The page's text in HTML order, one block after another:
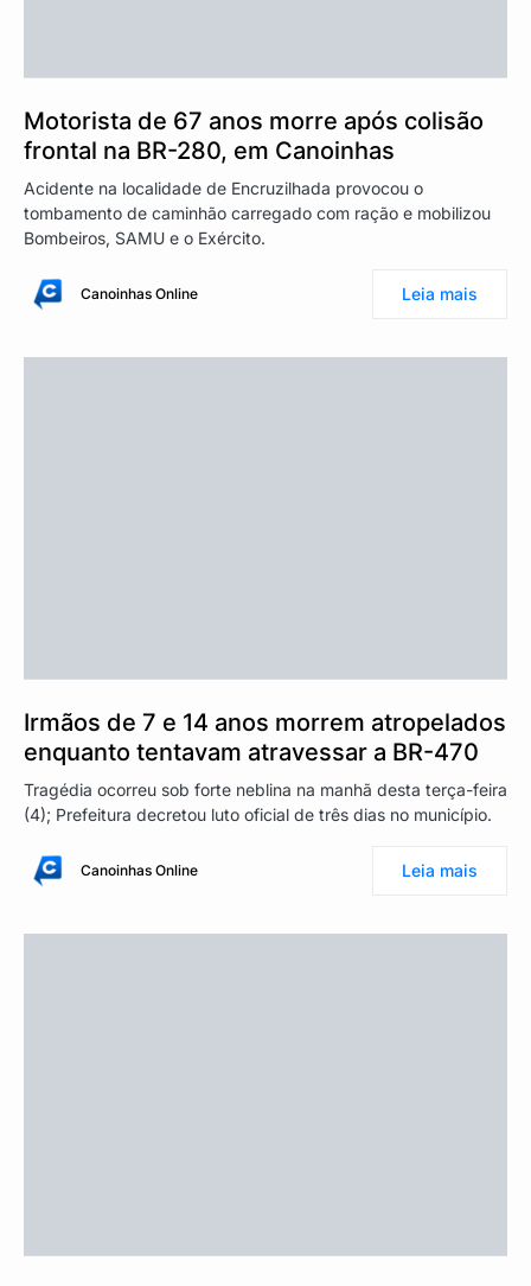
Motorista de 67 anos morre após colisão
frontal na BR-280, em Canoinhas
Acidente na localidade de Encruzilhada provocou o
tombamento de caminhão carregado com ração e mobilizou
Bombeiros, SAMU e o Exército.
Canoinhas Online Leia mais
Irmãos de 7 e 14 anos morrem atropelados
enquanto tentavam atravessar a BR-470
Tragédia ocorreu sob forte neblina na manhã desta terça-feira
(4); Prefeitura decretou luto oficial de três dias no município.
Canoinhas Online Leia mais